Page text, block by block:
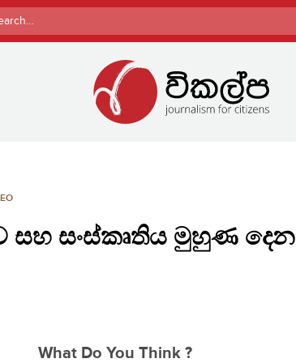
සහ සංස්කෘතිය මුහුණ දෙන
What Do You Think ?